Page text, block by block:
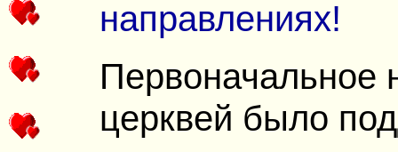
направлениях!
Первоначальное
церквей было